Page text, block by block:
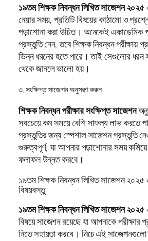
১৯তম শিক্ষক নিবন্ধন লিখিত সাজেশন ২০২৫
নেয়ার সময়, প্রতিটি বিষয়ের কাঠামো ও
পড়াশোনা করা উচিত। অনেকেই একাডেমিক
প্রস্তুতি নেন, তবে শিক্ষক নিবন্ধন পরীক্ষায়
ভিন্ন ধরনের হতে পারে। তাই সেগুলোর ধরন
থেকে জানলে ভালো হয়।
৩. সংক্ষিপ্ত সাজেশন অনুসরণ করুন
শিক্ষক নিবন্ধন পরীক্ষার সংক্ষিপ্ত সাজেশন
সবচেয়ে কম সময়ে বেশি সাফল্য লাভ করতে
প্রস্তুতির জন্য স্পেশাল সাজেশন প্রস্তুতি
গুরুত্বপূর্ণ, যা আপনার পড়াশোনার সময়
ফলাফল উন্নত করবে।
১৯তম শিক্ষক নিবন্ধন লিখিত সাজেশন
বিষয়বস্তু
১৯তম শিক্ষক নিবন্ধন লিখিত সাজেশন ২০২৫
বিষয়ে সাজেশন রয়েছে যা আপনাকে পরীক্ষার
নিতে সহায়তা করবে। নিচে এই